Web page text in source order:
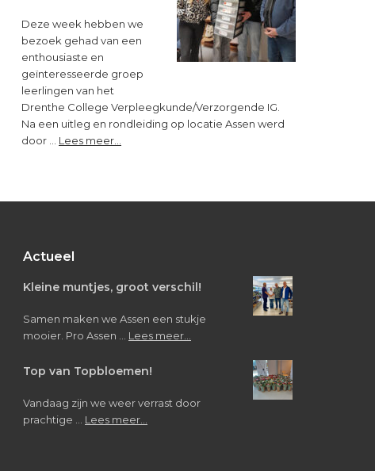
Deze week hebben we
bezoek gehad van een
enthousiaste en
geïnteresseerde groep
leerlingen van het
Drenthe College Verpleegkunde/Verzorgende IG.
Na een uitleg en rondleiding op locatie Assen werd
door … Lees meer...
Actueel
Kleine muntjes, groot verschil!
Samen maken we Assen een stukje
mooier. Pro Assen … Lees meer...
verschil!
Top van Topbloemen!
Vandaag zijn we weer verrast door
prachtige … Lees meer...